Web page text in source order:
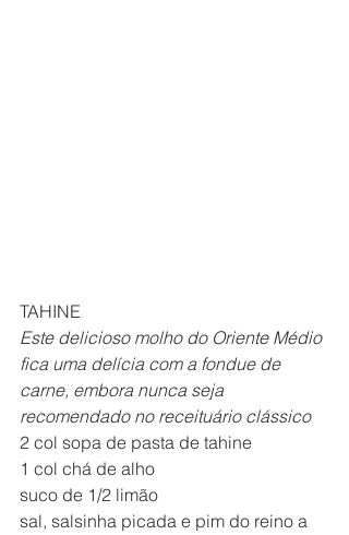
TAHINE
Este delicioso molho do Oriente Médio
fica uma delícia com a fondue de
carne, embora nunca seja
recomendado no receituário clássico
2 col sopa de pasta de tahine
1 col chá de alho
suco de 1/2 limão
sal, salsinha picada e pim do reino a